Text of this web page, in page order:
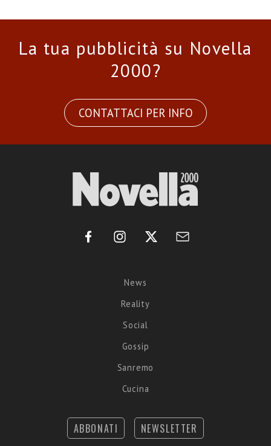
La tua pubblicità su Novella
2000?
CONTATTACI PER INFO
News
Reality
Social
Gossip
Sanremo
Cucina
ABBONATI NEWSLETTER